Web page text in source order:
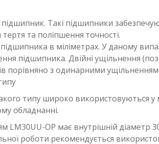
Такі підшипники
та поліпшення точності.
в міліметрах. У даному
підшипника. Двійні ущільнення
порівняно з одинарними
типу широко використовуються
обладнанні.
LM30UU-OP має внутрішній діаметр
роботи рекомендується